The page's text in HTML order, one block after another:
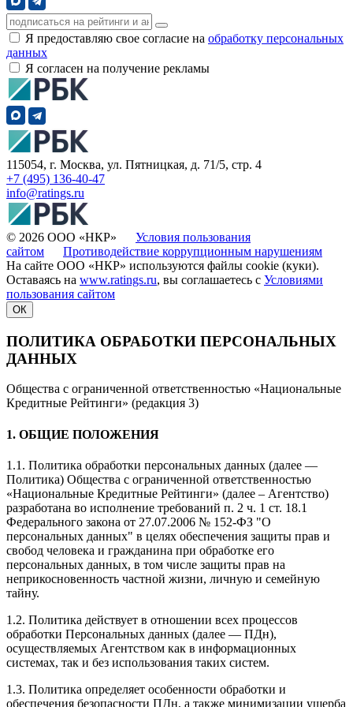
Я предоставляю свое согласие на обработку персональных
данных
Я согласен на получение рекламы
115054, г. Москва, ул. Пятницкая, д. 71/5, стр. 4
+7 (495) 136-40-47
info@ratings.ru
© 2026 ООО «НКР» Условия пользования
сайтом
Противодействие коррупционным нарушениям
На сайте ООО «НКР» используются файлы cookie (куки).
Оставаясь на www.ratings.ru, вы соглашаетесь с Условиями
пользования сайтом
ОК
ПОЛИТИКА ОБРАБОТКИ ПЕРСОНАЛЬНЫХ
ДАННЫХ
Общества с ограниченной ответственностью «Национальные
Кредитные Рейтинги» (редакция 3)
1. ОБЩИЕ ПОЛОЖЕНИЯ
1.1. Политика обработки персональных данных (далее —
Политика) Общества с ограниченной ответственностью
«Национальные Кредитные Рейтинги» (далее – Агентство)
разработана во исполнение требований п. 2 ч. 1 ст. 18.1
Федерального закона от 27.07.2006 № 152-ФЗ "О
персональных данных" в целях обеспечения защиты прав и
свобод человека и гражданина при обработке его
персональных данных, в том числе защиты прав на
неприкосновенность частной жизни, личную и семейную
тайну.
1.2. Политика действует в отношении всех процессов
обработки Персональных данных (далее — ПДн),
осуществляемых Агентством как в информационных
системах, так и без использования таких систем.
1.3. Политика определяет особенности обработки и
обеспечения безопасности ПДн, а также минимизации ущерба